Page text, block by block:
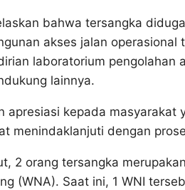
bahwa tersangka
akses jalan
laboratorium pengolahan
lainnya.
apresiasi kepada
menindaklanjuti dengan
2 orang tersangka
(WNA). Saat ini, 1 WNI